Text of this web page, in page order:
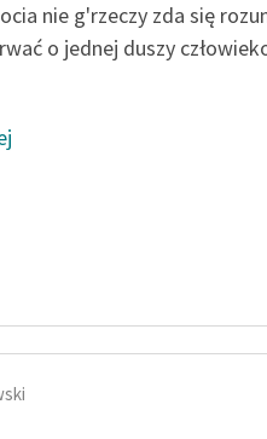
nie g'rzeczy zda się
o jednej duszy